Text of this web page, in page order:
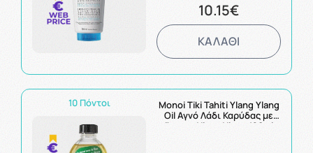
10.15€
ΚΑΛΑΘΙ
10 Πόντοι
Monoi Tiki Tahiti Ylang Ylang
Oil Αγνό Λάδι Καρύδας με
Άρωμα Ylang Ylang 120ml